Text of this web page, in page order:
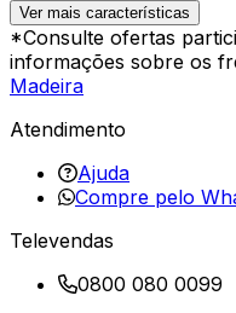
Ver mais características
*Consulte ofertas
informações sobre os
Madeira
Atendimento
Ajuda
Compre pelo
Televendas
0800 080 0099